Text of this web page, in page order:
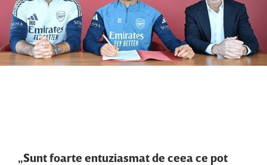
„Sunt foarte entuziasmat de ceea ce pot